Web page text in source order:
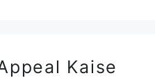
Kaise